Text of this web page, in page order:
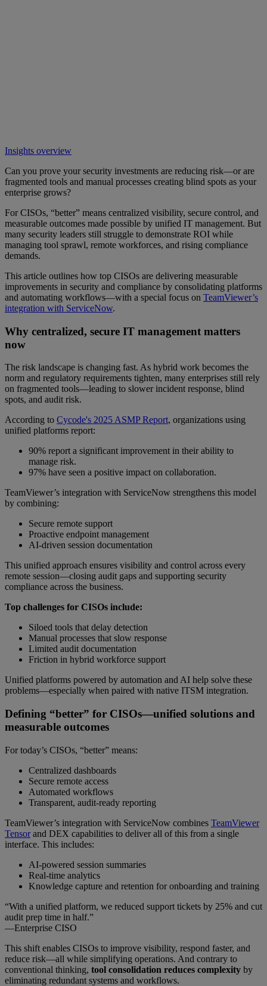
Insights overview
Can you prove your security investments are reducing risk—or are
fragmented tools and manual processes creating blind spots as your
enterprise grows?
For CISOs, “better” means centralized visibility, secure control, and
measurable outcomes made possible by unified IT management. But
many security leaders still struggle to demonstrate ROI while
managing tool sprawl, remote workforces, and rising compliance
demands.
This article outlines how top CISOs are delivering measurable
improvements in security and compliance by consolidating platforms
and automating workflows—with a special focus on TeamViewer’s
integration with ServiceNow.
Why centralized, secure IT management matters
now
The risk landscape is changing fast. As hybrid work becomes the
norm and regulatory requirements tighten, many enterprises still rely
on fragmented tools—leading to slower incident response, blind
spots, and audit risk.
According to Cycode's 2025 ASMP Report, organizations using
unified platforms report:
90% report a significant improvement in their ability to
manage risk.
97% have seen a positive impact on collaboration.
TeamViewer’s integration with ServiceNow strengthens this model
by combining:
Secure remote support
Proactive endpoint management
AI-driven session documentation
This unified approach ensures visibility and control across every
remote session—closing audit gaps and supporting security
compliance across the business.
Top challenges for CISOs include:
Siloed tools that delay detection
Manual processes that slow response
Limited audit documentation
Friction in hybrid workforce support
Unified platforms powered by automation and AI help solve these
problems—especially when paired with native ITSM integration.
Defining “better” for CISOs—unified solutions and
measurable outcomes
For today’s CISOs, “better” means:
Centralized dashboards
Secure remote access
Automated workflows
Transparent, audit-ready reporting
TeamViewer’s integration with ServiceNow combines TeamViewer
Tensorand DEX capabilities to deliver all of this from a single
interface. This includes:
AI-powered session summaries
Real-time analytics
Knowledge capture and retention for onboarding and training
“With a unified platform, we reduced support tickets by 25% and cut
audit prep time in half.”
—Enterprise CISO
This shift enables CISOs to improve visibility, respond faster, and
reduce risk—all while simplifying operations. And contrary to
conventional thinking, tool consolidation reduces complexity by
eliminating redundant systems and workflows.